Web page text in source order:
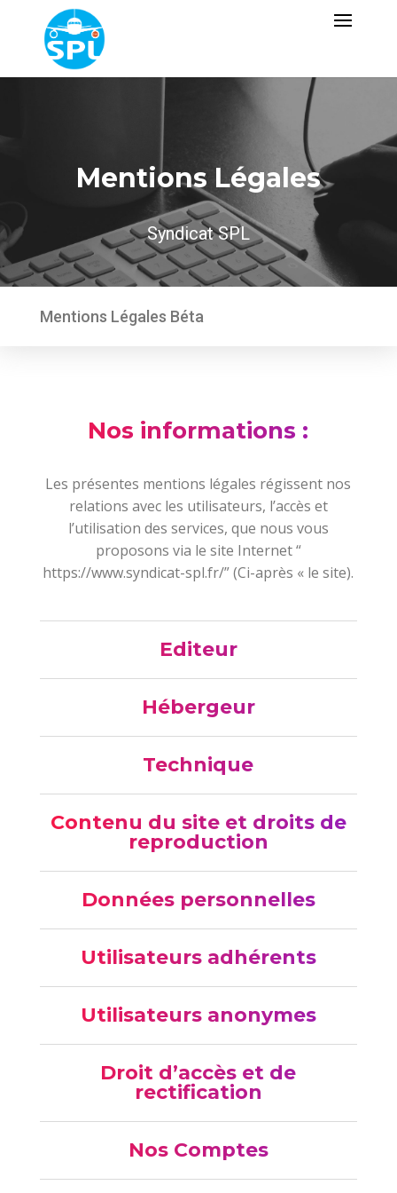
Mentions Légales
Syndicat SPL
Mentions Légales Béta
Nos informations :
Les présentes mentions légales régissent nos
relations avec les utilisateurs, l’accès et
l’utilisation des services, que nous vous
proposons via le site Internet “
https://www.syndicat-spl.fr/” (Ci-après « le site).
Editeur
Hébergeur
Technique
Contenu du site et droits de
reproduction
Données personnelles
Utilisateurs adhérents
Utilisateurs anonymes
Droit d’accès et de
rectification
Nos Comptes